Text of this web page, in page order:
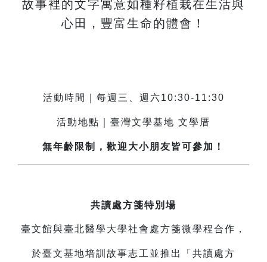
故事裡的文字寓意如種籽植栽在生活與
心田，豐富生命的體會！
活動時間｜每週三、週六10:30-11:30
活動地點｜臺灣文學基地 文學厝
無年齡限制，歡迎大小朋友皆可參加！
共讀處方箋特別場
臺文館與臺北醫學大學社會處方箋微學程合作，
於臺文基地培訓故事志工並推出「共讀處方